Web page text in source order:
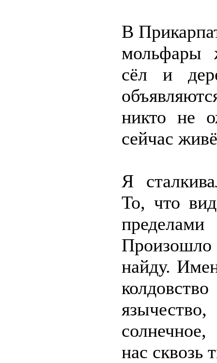
В
мольфары
сёл и
никто не
сейчас
Я
То, что
Произошло
найду.
нас сквозь